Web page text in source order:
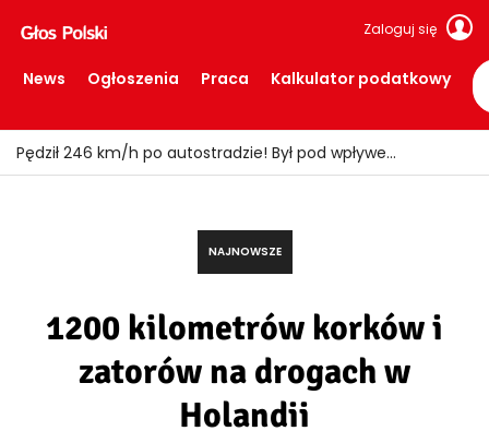
Zaloguj się
News Ogłoszenia Praca Kalkulator podatkowy
Pędził 246 km/h po autostradzie! Był pod wpływem alkoholu i narkotyków
NAJNOWSZE
1200 kilometrów korków i
zatorów na drogach w
Holandii